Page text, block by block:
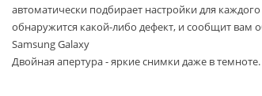
автоматически подбирает настройки для
обнаружится какой-либо дефект, и сообщит вам
Samsung Galaxy
Двойная апертура - яркие снимки даже в темноте.